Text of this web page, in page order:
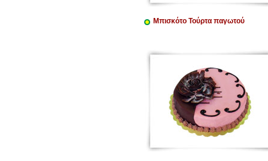
Μπισκότο Τούρτα παγωτού